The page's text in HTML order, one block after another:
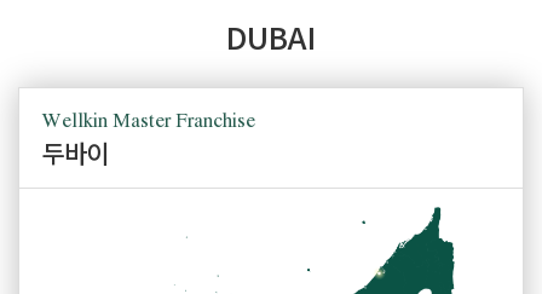
DUBAI
Wellkin Master Franchise
두바이
개인정보 수집 및 이용 동의(필수)
첨부파일